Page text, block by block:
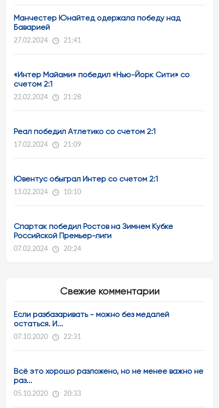
Манчестер Юнайтед одержала победу над
Баварией
27.02.2024 21:41
«Интер Майами» победил «Нью-Йорк Сити» со
счетом 2:1
22.02.2024 21:28
Реал победил Атлетико со счетом 2:1
17.02.2024 21:09
Ювентус обыграл Интер со счетом 2:1
13.02.2024 10:10
Спартак победил Ростов на Зимнем Кубке
Российской Премьер-лиги
07.02.2024 20:24
Свежие комментарии
Если разбазаривать - можно без медалей
остаться. И...
07.10.2020 22:31
Всё это хорошо разложено, но не менее важно не
раз...
05.10.2020 20:33